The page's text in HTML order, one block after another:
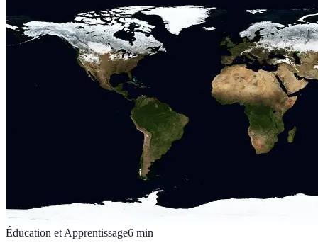
Éducation et Apprentissage6 min